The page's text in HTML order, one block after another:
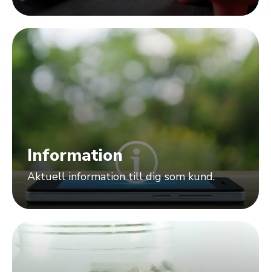
Information
Aktuell information till dig som kund.